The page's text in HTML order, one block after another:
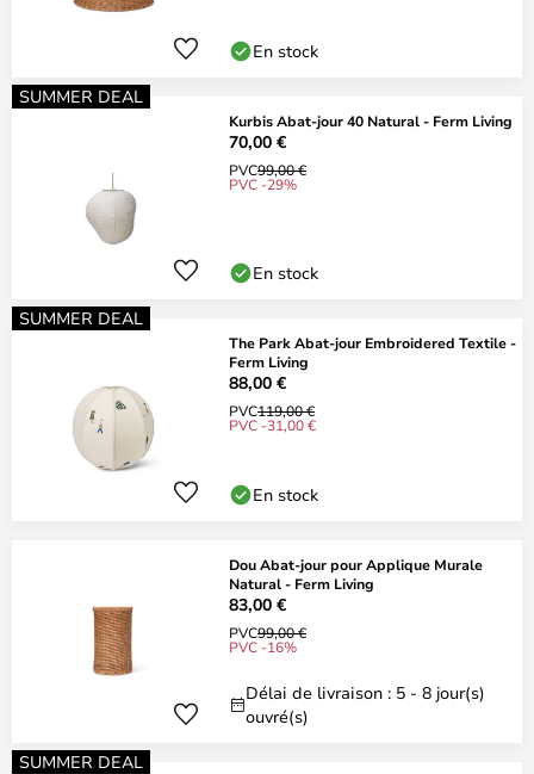
En stock
SUMMER DEAL
Kurbis Abat-jour 40 Natural - Ferm Living
70,00 €
PVC99,00 €
PVC -29%
En stock
SUMMER DEAL
The Park Abat-jour Embroidered Textile -
Ferm Living
88,00 €
PVC119,00 €
PVC -31,00 €
En stock
Dou Abat-jour pour Applique Murale
Natural - Ferm Living
83,00 €
PVC99,00 €
PVC -16%
Délai de livraison : 5 - 8 jour(s)
ouvré(s)
SUMMER DEAL